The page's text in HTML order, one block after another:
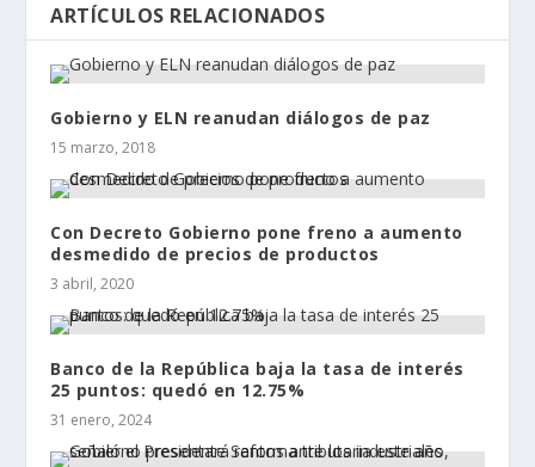
ARTÍCULOS RELACIONADOS
Gobierno y ELN reanudan diálogos de paz
15 marzo, 2018
Con Decreto Gobierno pone freno a aumento
desmedido de precios de productos
3 abril, 2020
Banco de la República baja la tasa de interés
25 puntos: quedó en 12.75%
31 enero, 2024